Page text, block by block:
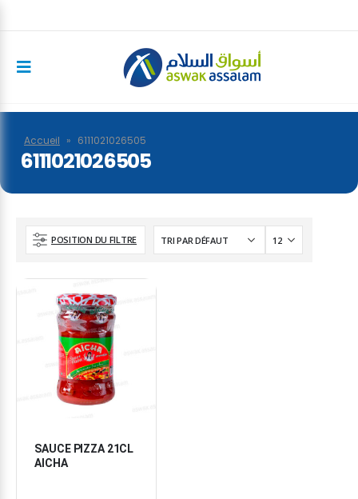
Accueil » 6111021026505
6111021026505
POSITION DU FILTRE
SAUCE PIZZA 21CL
AICHA